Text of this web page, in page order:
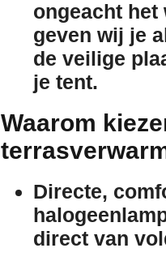
ongeacht het
geven wij je
de veilige
je tent.
Waarom
Directe,
direct van